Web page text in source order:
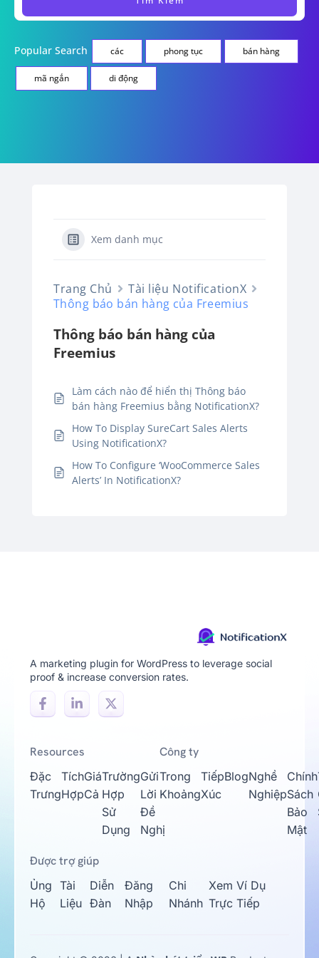
Popular Search các phong tục bán hàng
mã ngắn di động
Xem danh mục
Trang Chủ
Tài liệu NotificationX
Thông báo bán hàng của Freemius
Thông báo bán hàng của
Freemius
Làm cách nào để hiển thị Thông báo
bán hàng Freemius bằng NotificationX?
How To Display SureCart Sales Alerts
Using NotificationX?
How To Configure ‘WooCommerce Sales
Alerts’ In NotificationX?
A marketing plugin for WordPress to leverage social
proof & increase conversion rates.
Resources
Đặc
Trưng
Tích
Hợp
Giá
Cả
Trường
Hợp
Sử
Dụng
Gửi
Lời
Đề
Nghị
Công ty
Trong
Khoảng
Tiếp
Xúc
BlogNghề
Nghiệp
Chính
Sách
Bảo
Mật
Được trợ giúp
Ủng
Hộ
Tài
Liệu
Diễn
Đàn
Đăng
Nhập
Chi
Nhánh
Xem Ví Dụ
Trực Tiếp